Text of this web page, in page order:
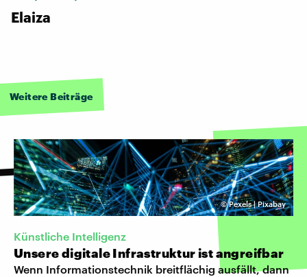
Elaiza
Weitere Beiträge
©Pexels | Pixabay
Künstliche Intelligenz
Unsere digitale Infrastruktur ist angreifbar
Wenn Informationstechnik breitflächig ausfällt, dann